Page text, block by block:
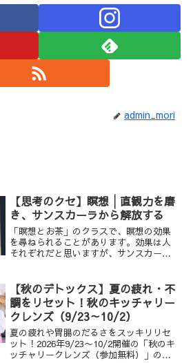
admin_mori
【思考のクセ】瞑想│直観力を磨
き、サンスカーラから解放する
「瞑想とお茶」のクラスで、瞑想の効果
を尋ねられることがあります。効果は人
それぞれだと思いますが、サンスカーラ
【秋のデトックス】夏の疲れ・不
調をリセット！秋のキッチャリー
クレンズ（9/23～10/2）
夏の疲れや胃腸のだるさをスッキリリセ
ット！2026年9/23〜10/2開催の「秋のキ
ッチャリークレンズ（参加無料）」のご